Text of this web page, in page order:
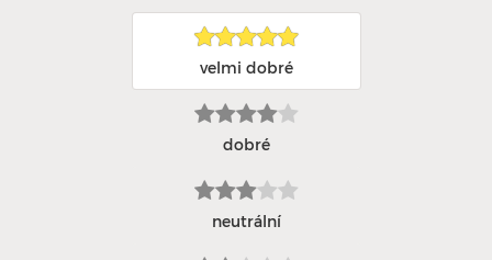
velmi dobré
dobré
neutrální